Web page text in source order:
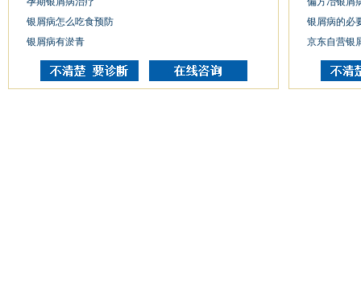
银屑病怎么吃食预防
银屑病有淤青
银屑病的必
京东自营银